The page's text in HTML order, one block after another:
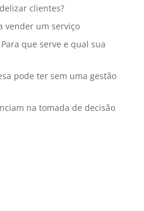
clientes?
vender um serviço
que serve e qual sua
pode ter sem uma gestão
na tomada de decisão